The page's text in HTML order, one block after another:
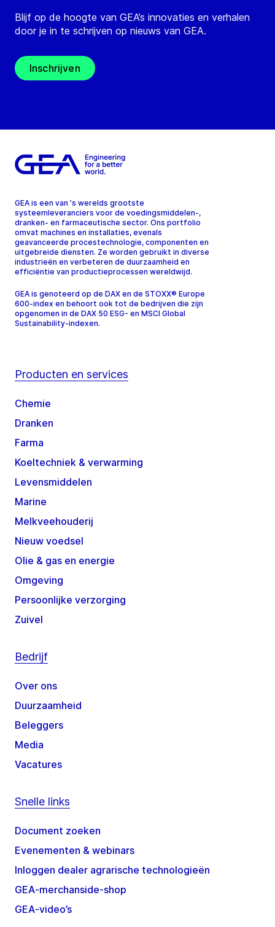
Blijf op de hoogte van GEA’s innovaties en verhalen
door je in te schrijven op nieuws van GEA.
Inschrijven
GEA is een van 's werelds grootste
systeemleveranciers voor de voedingsmiddelen-,
dranken- en farmaceutische sector. Ons portfolio
omvat machines en installaties, evenals
geavanceerde procestechnologie, componenten en
uitgebreide diensten. Ze worden gebruikt in diverse
industrieën en verbeteren de duurzaamheid en
efficiëntie van productieprocessen wereldwijd.
GEA is genoteerd op de DAX en de STOXX® Europe
600-index en behoort ook tot de bedrijven die zijn
opgenomen in de DAX 50 ESG- en MSCI Global
Sustainability-indexen.
Producten en services
Chemie
Dranken
Farma
Koeltechniek & verwarming
Levensmiddelen
Marine
Melkveehouderij
Nieuw voedsel
Olie & gas en energie
Omgeving
Persoonlijke verzorging
Zuivel
Bedrijf
Over ons
Duurzaamheid
Beleggers
Media
Vacatures
Snelle links
Document zoeken
Evenementen & webinars
Inloggen dealer agrarische technologieën
GEA-merchanside-shop
GEA-video’s